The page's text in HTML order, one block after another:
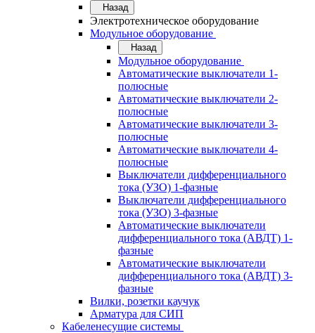
Назад
Электротехническое оборудование
Модульное оборудование
Назад
Модульное оборудование
Автоматические выключатели 1-
полюсные
Автоматические выключатели 2-
полюсные
Автоматические выключатели 3-
полюсные
Автоматические выключатели 4-
полюсные
Выключатели дифференциального
тока (УЗО) 1-фазные
Выключатели дифференциального
тока (УЗО) 3-фазные
Автоматические выключатели
дифференциального тока (АВДТ) 1-
фазные
Автоматические выключатели
дифференциального тока (АВДТ) 3-
фазные
Вилки, розетки каучук
Арматура для СИП
Кабеленесущие системы